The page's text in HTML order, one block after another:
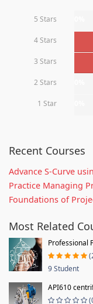
5 Stars
4 Stars
3 Stars
2 Stars
1 Star
Recent Courses
Advance S-Curve
Practice Managing
Foundations of
Most Related
Professional
9 Student
API610